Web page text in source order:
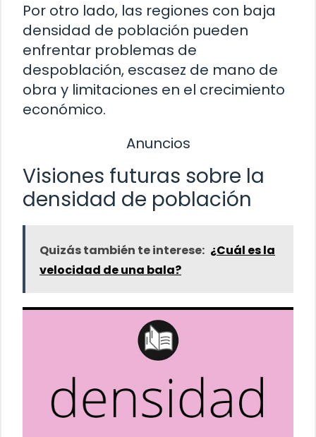
Por otro lado, las regiones con baja
densidad de población pueden
enfrentar problemas de
despoblación, escasez de mano de
obra y limitaciones en el crecimiento
económico.
Anuncios
Visiones futuras sobre la
densidad de población
Quizás también te interese: ¿Cuál es la
velocidad de una bala?